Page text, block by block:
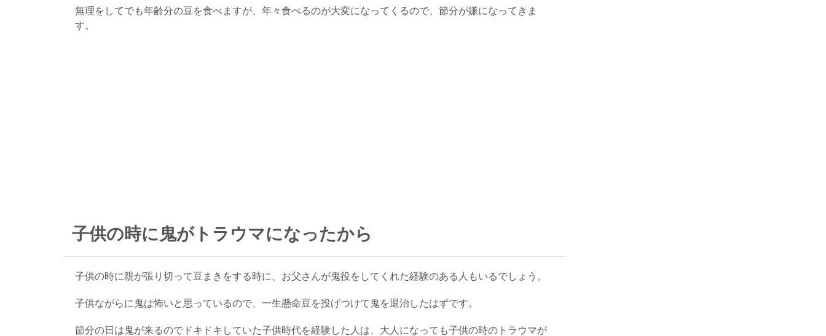
無理をしてでも年齢分の豆を食べますが、年々食べるのが大変になってくるので、節分が嫌になってきま
す。
子供の時に鬼がトラウマになったから
子供の時に親が張り切って豆まきをする時に、お父さんが鬼役をしてくれた経験のある人もいるでしょう。
子供ながらに鬼は怖いと思っているので、一生懸命豆を投げつけて鬼を退治したはずです。
節分の日は鬼が来るのでドキドキしていた子供時代を経験した人は、大人になっても子供の時のトラウマが